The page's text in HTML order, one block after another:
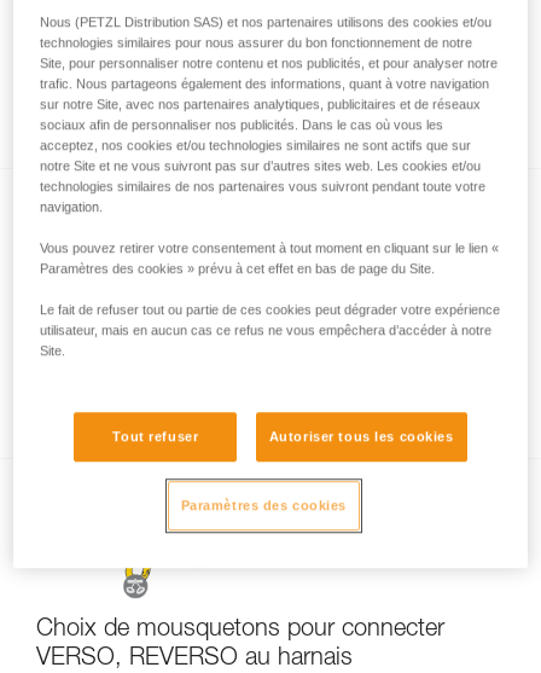
Quel système d’assurage utiliser pour
l’assurage du leader sur le relais en grande
voie ?
Descente en rappel : installation d’un
Choix de mousquetons pour connecter
VERSO, REVERSO au harnais
Nous (PETZL Distribution SAS) et nos partenaires utilisons des cookies et/ou
technologies similaires pour nous assurer du bon fonctionnement de notre
Site, pour personnaliser notre contenu et nos publicités, et pour analyser notre
trafic. Nous partageons également des informations, quant à votre navigation
sur notre Site, avec nos partenaires analytiques, publicitaires et de réseaux
sociaux afin de personnaliser nos publicités. Dans le cas où vous les
acceptez, nos cookies et/ou technologies similaires ne sont actifs que sur
notre Site et ne vous suivront pas sur d’autres sites web. Les cookies et/ou
technologies similaires de nos partenaires vous suivront pendant toute votre
navigation.
Vous pouvez retirer votre consentement à tout moment en cliquant sur le lien «
Paramètres des cookies » prévu à cet effet en bas de page du Site.
Le fait de refuser tout ou partie de ces cookies peut dégrader votre expérience
utilisateur, mais en aucun cas ce refus ne vous empêchera d’accéder à notre
Site.
Tout refuser Autoriser tous les cookies
Paramètres des cookies